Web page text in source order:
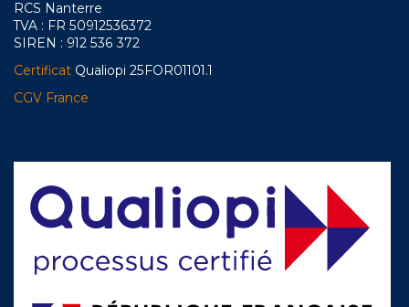
RCS Nanterre
TVA : FR 50912536372
SIREN : 912 536 372
Certificat Qualiopi 25FOR01101.1
CGV France